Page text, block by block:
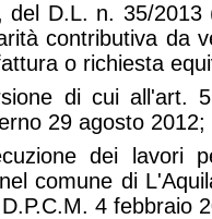
del D.L. n. 35/
contributiva da
o richiesta
di cui all'art.
29 agosto 2012;
dei lavori
comune di
4 febbraio